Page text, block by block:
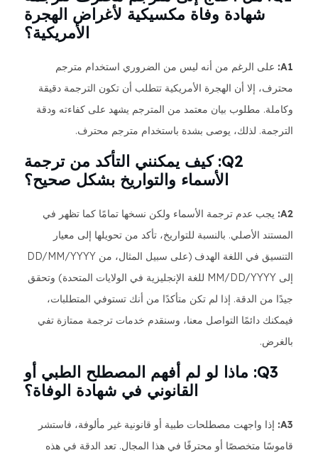
شهادة وفاة مكسيكية لأغراض الهجرة
الأمريكية؟
A1: على الرغم من أنه ليس من الضروري استخدام مترجم
محترف، إلا أن الهجرة الأمريكية تتطلب أن تكون الترجمة دقيقة
وكاملة. مطلوب بيان معتمد من المترجم يشهد على كفاءته ودقة
الترجمة. لذلك، يوصى بشدة باستخدام مترجم محترف.
Q2: كيف يمكنني التأكد من ترجمة
الأسماء والتواريخ بشكل صحيح؟
A2: يجب عدم ترجمة الأسماء ولكن نسخها تمامًا كما تظهر في
المستند الأصلي. بالنسبة للتواريخ، تأكد من تحويلها إلى معيار
التنسيق في اللغة الهدف (على سبيل المثال، من DD/MM/YYYY
إلى MM/DD/YYYY للغة الإنجليزية في الولايات المتحدة) وتحقق
جيدًا من الدقة. إذا لم تكن متأكدًا من أنك تستوفي المتطلبات،
فيمكنك دائمًا التواصل معنا، وسنقدم خدمات ترجمة ممتازة تفي
بالغرض.
Q3: ماذا لو لم أفهم المصطلح الطبي أو
القانوني في شهادة الوفاة؟
A3: إذا واجهت مصطلحات طبية أو قانونية غير مألوفة، فاستشر
قاموسًا متخصصًا أو محترفًا في هذا المجال. تعد الدقة في هذه